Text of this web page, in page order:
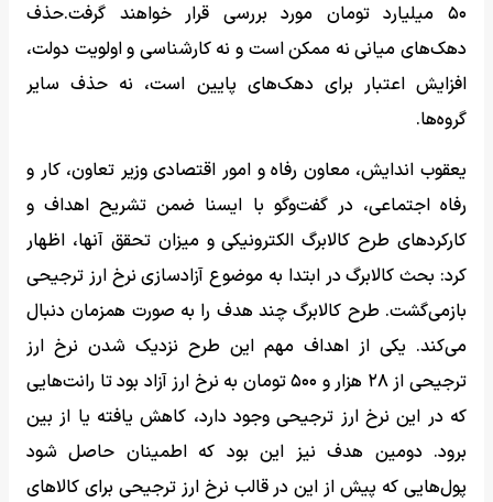
۵۰ میلیارد تومان مورد بررسی قرار خواهند گرفت.حذف
دهک‌های میانی نه ممکن است و نه کارشناسی و اولویت دولت،
افزایش اعتبار برای دهک‌های پایین است، نه حذف سایر
گروه‌ها.
یعقوب اندایش، معاون رفاه و امور اقتصادی وزیر تعاون، کار و
رفاه اجتماعی، در گفت‌وگو با ایسنا ضمن تشریح اهداف و
کارکردهای طرح کالابرگ الکترونیکی و میزان تحقق آنها، اظهار
کرد: بحث کالابرگ در ابتدا به موضوع آزادسازی نرخ ارز ترجیحی
بازمی‌گشت. طرح کالابرگ چند هدف را به صورت همزمان دنبال
می‌کند. یکی از اهداف مهم این طرح نزدیک شدن نرخ ارز
ترجیحی از ۲۸ هزار و ۵۰۰ تومان به نرخ ارز آزاد بود تا رانت‌هایی
که در این نرخ ارز ترجیحی وجود دارد، کاهش یافته یا از بین
برود. دومین هدف نیز این بود که اطمینان حاصل شود
پول‌هایی که پیش از این در قالب نرخ ارز ترجیحی برای کالاهای